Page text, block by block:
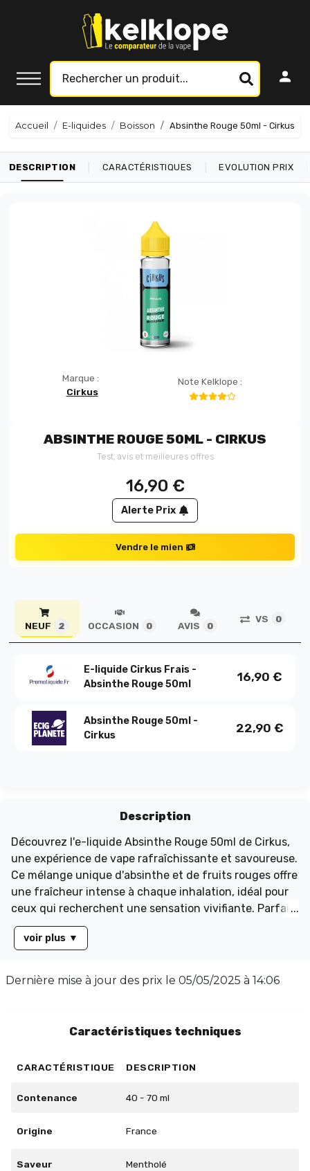
Accueil E-liquides Boisson Absinthe Rouge 50ml - Cirkus
DESCRIPTION CARACTÉRISTIQUES EVOLUTION PRIX
Marque :
Cirkus
Note Kelklope :
ABSINTHE ROUGE 50ML - CIRKUS
Test, avis et meilleures offres
16,90 €
Alerte Prix
Vendre le mien
NEUF 2 OCCASION 0 AVIS 0
VS 0
E-liquide Cirkus Frais -
Absinthe Rouge 50ml
16,90 €
Absinthe Rouge 50ml -
Cirkus
22,90 €
Description
Découvrez l'e-liquide Absinthe Rouge 50ml de Cirkus,
une expérience de vape rafraîchissante et savoureuse.
Ce mélange unique d'absinthe et de fruits rouges offre
une fraîcheur intense à chaque inhalation, idéal pour
ceux qui recherchent une sensation vivifiante. Parfait
pour une utilisation quotidienne, cet e-liquide est
conçu pour satisfaire les amateurs de saveurs
50 ml sans nicotine, il offre un ratio PG/VG de 50/50,
pour une vape all-day réussie.
voir plus ▼
Dernière mise à jour des prix le 05/05/2025 à 14:06
Caractéristiques techniques
CARACTÉRISTIQUE DESCRIPTION
Contenance 40 - 70 ml
Origine France
Saveur Mentholé